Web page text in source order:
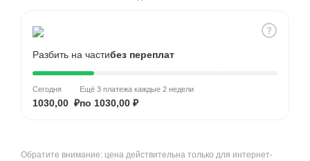
Разбить на частибез переплат
Сегодня
1030,00 ₽
Ещё 3 платежа каждые 2 недели
по 1030,00 ₽
Обратите внимание: цена действительна только для интернет-